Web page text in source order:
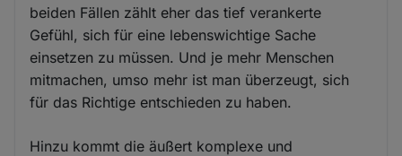
beiden Fällen zählt eher das tief verankerte
Gefühl, sich für eine lebenswichtige Sache
einsetzen zu müssen. Und je mehr Menschen
mitmachen, umso mehr ist man überzeugt, sich
für das Richtige entschieden zu haben.
Hinzu kommt die äußert komplexe und